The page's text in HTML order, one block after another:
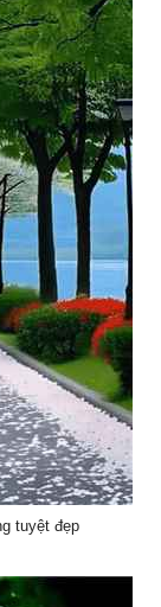
tuyệt đẹp